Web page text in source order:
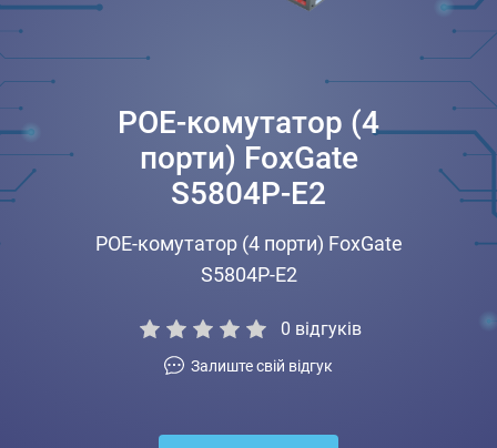
POE-комутатор (4
порти) FoxGate
S5804P-E2
POE-комутатор (4 порти) FoxGate
S5804P-E2
0 відгуків
Залиште свій відгук